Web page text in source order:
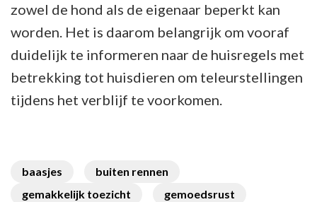
zowel de hond als de eigenaar beperkt kan
worden. Het is daarom belangrijk om vooraf
duidelijk te informeren naar de huisregels met
betrekking tot huisdieren om teleurstellingen
tijdens het verblijf te voorkomen.
baasjes
buiten rennen
gemakkelijk toezicht
gemoedsrust